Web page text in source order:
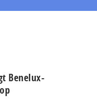
Benelux-